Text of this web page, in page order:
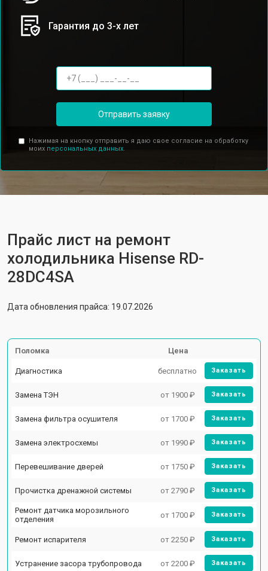
Гарантия до 3-х лет
Отправить заявку
Нажимая на кнопку отправить я даю свое согласие на обработку
моих персональных данных.
Прайс лист на ремонт
холодильника Hisense RD-
28DC4SA
Дата обновления прайса: 19.07.2026
Поломка Цена
Диагностика бесплатно Заказать
Замена ТЭН от 1900 ₽ Заказать
Замена фильтра осушителя от 1700 ₽ Заказать
Замена электросхемы от 1990 ₽ Заказать
Перевешивание дверей от 1750 ₽ Заказать
Прочистка дренажной системы от 2790 ₽ Заказать
Ремонт датчика морозильного
отделения
от 1700 ₽ Заказать
Ремонт испарителя от 2250 ₽ Заказать
Устранение засора трубопровода от 2200 ₽ Заказать